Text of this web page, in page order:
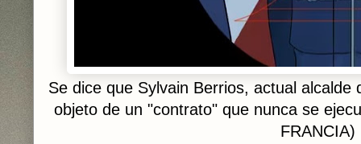
Se dice que Sylvain Berrios, actual
objeto de un "contrato" que nunca se
FRANCIA)